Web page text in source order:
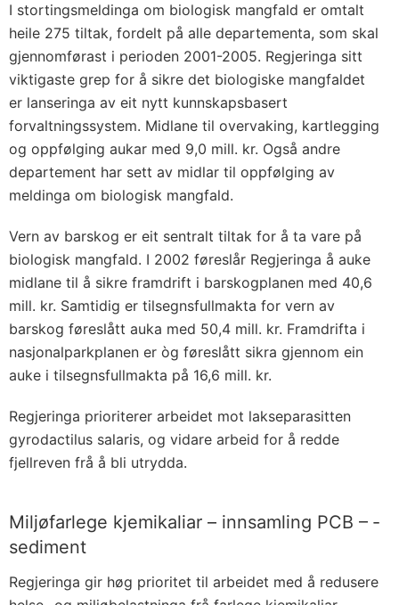
I stortingsmeldinga om biologisk mangfald er omtalt
heile 275 tiltak, fordelt på alle departementa, som skal
gjennomførast i perioden 2001-2005. Regjeringa sitt
viktigaste grep for å sikre det biologiske mangfaldet
er lanseringa av eit nytt kunnskaps­basert
forvaltningssystem. Midlane til over­vaking, kartlegging
og oppfølging aukar med 9,0 mill. kr. Også andre
departement har sett av midlar til oppfølging av
meldinga om biologisk mangfald.
Vern av barskog er eit sentralt tiltak for å ta vare på
biologisk mangfald. I 2002 føreslår Regjeringa å auke
midlane til å sikre framdrift i barskogplanen med 40,6
mill. kr. Samtidig er tilsegnsfullmakta for vern av
barskog føreslått auka med 50,4 mill. kr. Framdrifta i
nasjonalparkplanen er òg føreslått sikra gjennom ein
auke i tilsegnsfullmakta på 16,6 mill. kr.
Regjeringa prioriterer arbeidet mot lakseparasitten
gyrodactilus salaris, og vidare arbeid for å redde
fjellreven frå å bli utrydda.
Miljøfarlege kjemikaliar – innsamling PCB – ­
sediment
Regjeringa gir høg prioritet til arbeidet med å redusere